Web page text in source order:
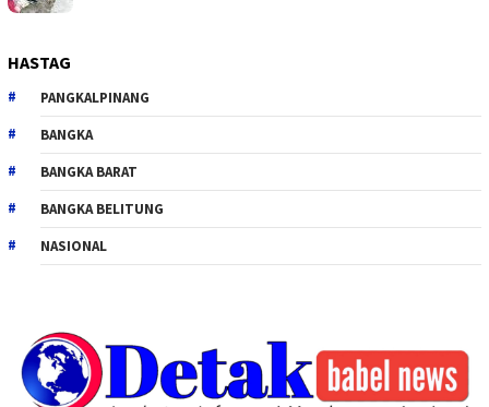
HASTAG
PANGKALPINANG
BANGKA
BANGKA BARAT
BANGKA BELITUNG
NASIONAL